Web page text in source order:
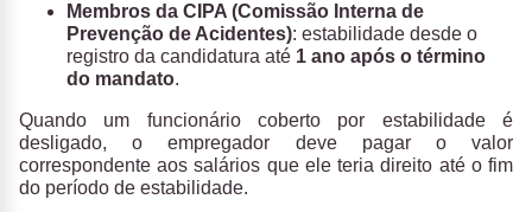
Membros da CIPA (Comissão Interna de
Prevenção de Acidentes): estabilidade desde o
registro da candidatura até 1 ano após o término
do mandato.
Quando um funcionário coberto por estabilidade é
desligado, o empregador deve pagar o valor
correspondente aos salários que ele teria direito até o fim
do período de estabilidade.